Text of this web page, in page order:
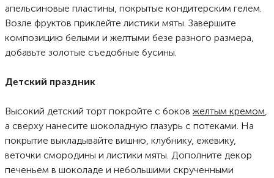
апельсиновые пластины, покрытые кондитерским гелем.
Возле фруктов приклейте листики мяты. Завершите
композицию белыми и желтыми безе разного размера,
добавьте золотые съедобные бусины.
Детский праздник
Высокий детский торт покройте с боков желтым кремом,
а сверху нанесите шоколадную глазурь с потеками. На
покрытие выкладывайте вишню, клубнику, ежевику,
веточки смородины и листики мяты. Дополните декор
печеньем в шоколаде и небольшими скрученными